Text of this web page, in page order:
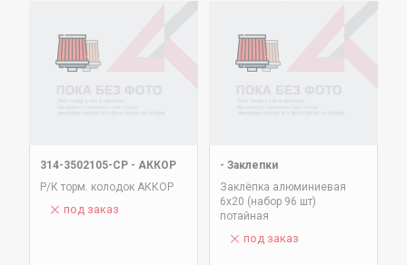
314-3502105-СР - АККОР
Р/К торм. колодок АККОР
под заказ
- Заклепки
Заклёпка алюминиевая
6х20 (набор 96 шт)
потайная
под заказ